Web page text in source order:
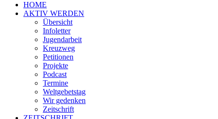
HOME
AKTIV WERDEN
Übersicht
Infoletter
Jugendarbeit
Kreuzweg
Petitionen
Projekte
Podcast
Termine
Weltgebetstag
Wir gedenken
Zeitschrift